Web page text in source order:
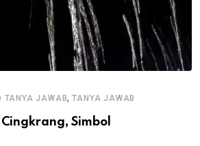
TANYA JAWAB,TANYA JAWAB
Simbol